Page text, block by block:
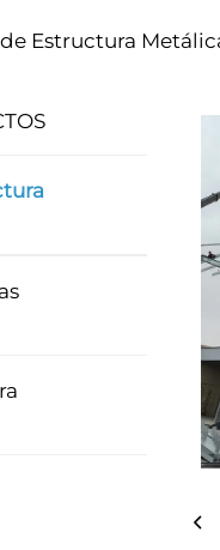
Estructura